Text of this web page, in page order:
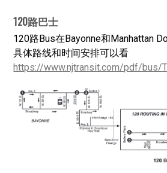
120路巴士
120路Bus在Bayonne和Manhattan
具体路线和时间安排可以看
https://www.njtransit.com/pdf/bus/